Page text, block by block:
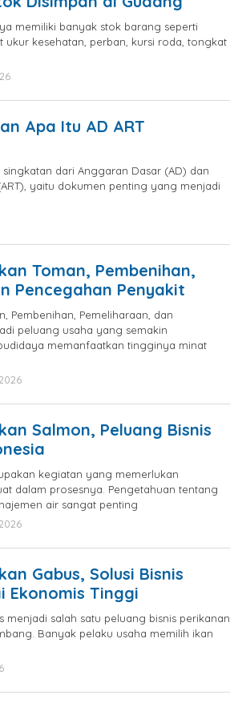
memiliki banyak stok barang seperti
ukur kesehatan, perban, kursi roda, tongkat
Apa Itu AD ART
singkatan dari Anggaran Dasar (AD) dan
yaitu dokumen penting yang menjadi
Toman, Pembenihan,
Pencegahan Penyakit
Pembenihan, Pemeliharaan, dan
peluang usaha yang semakin
memanfaatkan tingginya minat
Salmon, Peluang Bisnis
kegiatan yang memerlukan
dalam prosesnya. Pengetahuan tentang
air sangat penting
Gabus, Solusi Bisnis
Ekonomis Tinggi
menjadi salah satu peluang bisnis perikanan
Banyak pelaku usaha memilih ikan